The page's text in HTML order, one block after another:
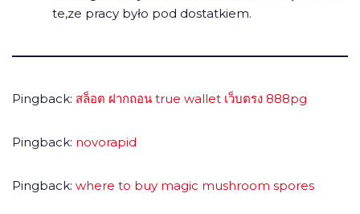
te,ze pracy było pod dostatkiem.
Pingback: สล็อต ฝากถอน true wallet เว็บตรง 888pg
Pingback: novorapid
Pingback: where to buy magic mushroom spores